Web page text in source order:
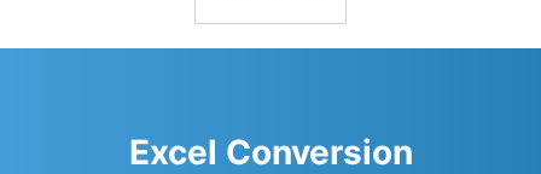
Excel Conversion